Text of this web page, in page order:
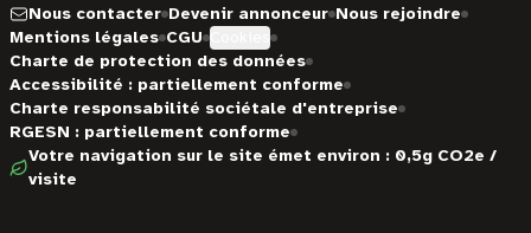
Nous contacter Devenir annonceur Nous rejoindre
Mentions légales CGU
Charte de protection des données
Accessibilité : partiellement conforme
Charte responsabilité sociétale d'entreprise
RGESN : partiellement conforme
Votre navigation sur le site émet environ : 0,5g CO2e /
visite